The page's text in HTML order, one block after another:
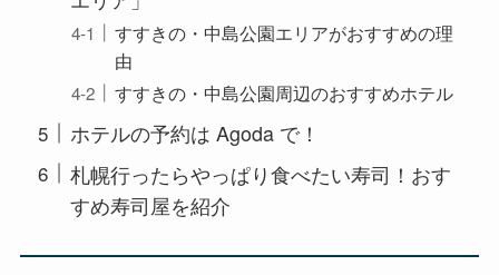
すすきの・中島公園エリアがおすすめの理
由
すすきの・中島公園周辺のおすすめホテル
ホテルの予約は Agoda で！
札幌行ったらやっぱり食べたい寿司！おす
すめ寿司屋を紹介